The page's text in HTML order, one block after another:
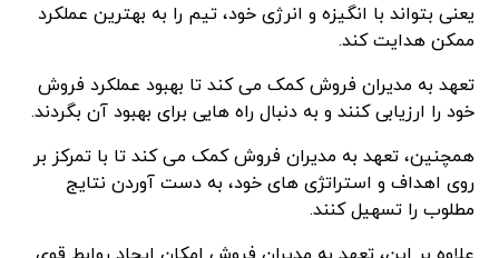
یعنی بتواند با انگیزه و انرژی خود، تیم را به بهترین عملکرد
ممکن هدایت کند.
تعهد به مدیران فروش کمک می کند تا بهبود عملکرد فروش
خود را ارزیابی کنند و به دنبال راه هایی برای بهبود آن بگردند.
همچنین، تعهد به مدیران فروش کمک می کند تا با تمرکز بر
روی اهداف و استراتژی های خود، به دست آوردن نتایج
مطلوب را تسهیل کنند.